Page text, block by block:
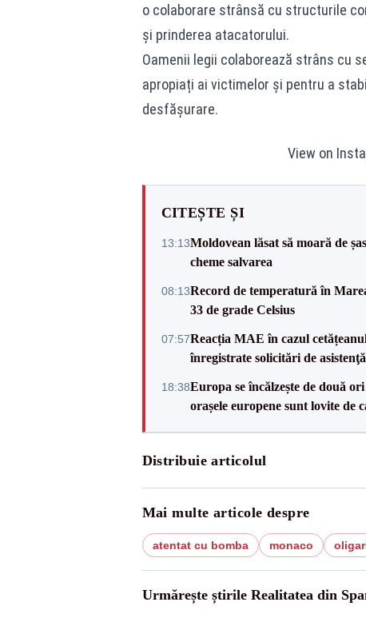
o colaborare strânsă cu structurile
și prinderea atacatorului.
Oamenii legii colaborează strâns cu
apropiați ai victimelor și pentru a
desfășurare.
View on
CITEȘTE ȘI
13:13Moldovean lăsat să moară de
cheme salvarea
08:13Record de temperatură în
33 de grade Celsius
07:57Reacția MAE în cazul
înregistrate solicitări de
18:38Europa se încălzește de două
orașele europene sunt lovite de
Distribuie articolul
Mai multe articole despre
atentat cu bomba monaco
Urmărește știrile Realitatea din